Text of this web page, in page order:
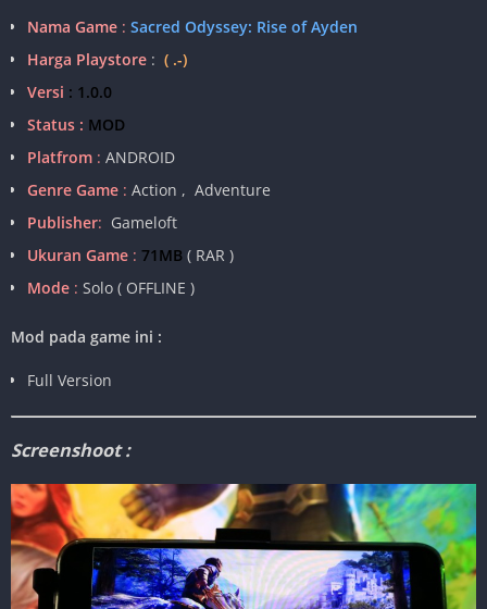
Nama Game : Sacred Odyssey: Rise of Ayden
Harga Playstore : ( .-)
Versi : 1.0.0
Status : MOD
Platfrom : ANDROID
Genre Game : Action , Adventure
Publisher: Gameloft
Ukuran Game : 71MB ( RAR )
Mode : Solo ( OFFLINE )
Mod pada game ini :
Full Version
Screenshoot :